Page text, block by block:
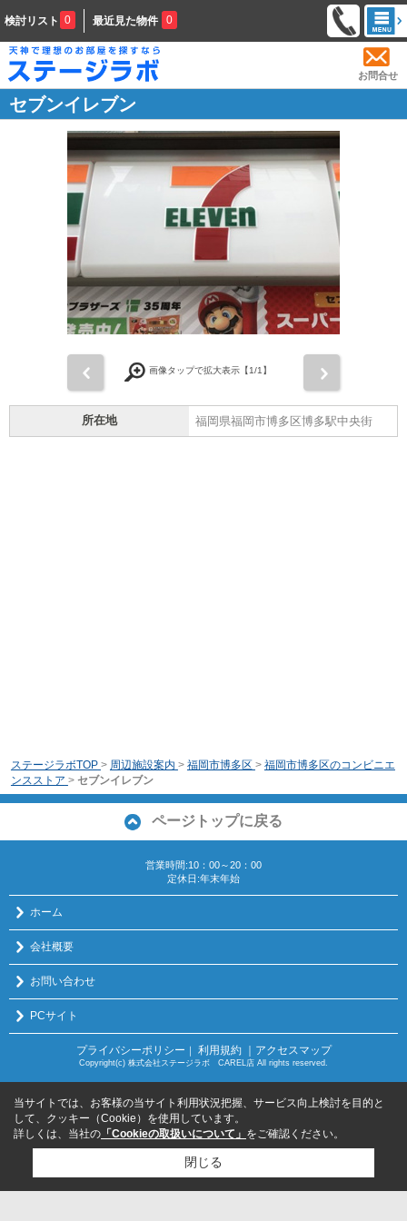
検討リスト 0 最近見た物件 0
お問合せ
セブンイレブン
画像タップで拡大表示【1/1】
所在地 福岡県福岡市博多区博多駅中央街
ステージラボTOP > 周辺施設案内 > 福岡市博多区 > 福岡市博多区のコンビニエ
ンスストア > セブンイレブン
ページトップに戻る
営業時間:10：00～20：00
定休日:年末年始
ホーム
会社概要
お問い合わせ
PCサイト
プライバシーポリシー ｜ 利用規約 ｜アクセスマップ
Copyright(c) 株式会社ステージラボ CAREL店 All rights reserved.
当サイトでは、お客様の当サイト利用状況把握、サービス向上検討を目的と
して、クッキー（Cookie）を使用しています。
詳しくは、当社の 「Cookieの取扱いについて」 をご確認ください。
閉じる